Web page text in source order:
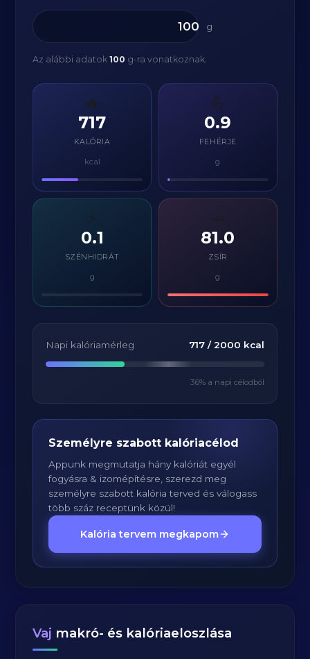
g
Az alábbi adatok100 g-ra vonatkoznak.
🔥
717
KALÓRIA
kcal
💪
0.9
FEHÉRJE
g
⚡
0.1
SZÉNHIDRÁT
g
81.0
ZSÍR
g
Napi kalóriamérleg 717/ 2000 kcal
36% a napi célodból
Személyre szabott kalóriacélod
Appunk megmutatja hány kalóriát egyél
fogyásra & izomépítésre, szerezd meg
személyre szabott kalória terved és válogass
több száz receptünk közül!
Kalória tervem megkapom
Vaj makró- és kalóriaeloszlása